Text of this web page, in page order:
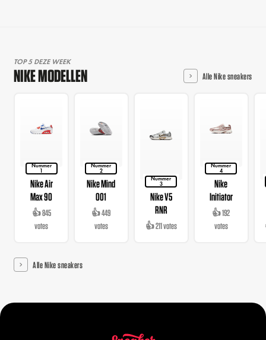
TOP 5 DEZE WEEK
NIKE MODELLEN Alle Nike sneakers
Nummer
1
Nike Air
Max 90
👍 845
votes
Nummer
2
Nike Mind
001
👍 449
votes
Nummer
3
Nike V5
RNR
👍 211 votes
Nummer
4
Nike
Initiator
👍 192
votes
Alle Nike sneakers